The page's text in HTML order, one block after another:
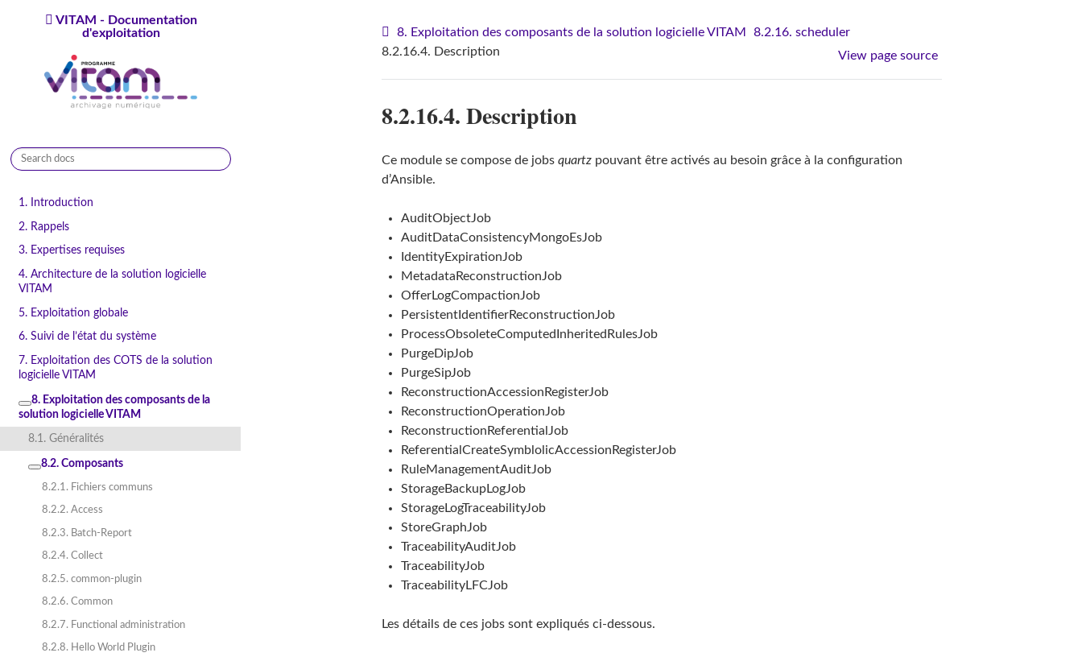
VITAM - Documentation
d'exploitation
1. Introduction
2. Rappels
3. Expertises requises
4. Architecture de la solution logicielle
VITAM
5. Exploitation globale
6. Suivi de l’état du système
7. Exploitation des COTS de la solution
logicielle VITAM
8. Exploitation des composants de la
solution logicielle VITAM
8.1. Généralités
8.2. Composants
8.2.1. Fichiers communs
8.2.2. Access
8.2.3. Batch-Report
8.2.4. Collect
8.2.5. common-plugin
8.2.6. Common
8.2.7. Functional administration
8.2.8. Hello World Plugin
8. Exploitation des composants de la solution logicielle VITAM
8.2.16. scheduler
8.2.16.4. Description
View page source
8.2.16.4. Description
Ce module se compose de jobs quartzpouvant être activés au besoin grâce à la configuration
d’Ansible.
AuditObjectJob
AuditDataConsistencyMongoEsJob
IdentityExpirationJob
MetadataReconstructionJob
OfferLogCompactionJob
PersistentIdentifierReconstructionJob
ProcessObsoleteComputedInheritedRulesJob
PurgeDipJob
PurgeSipJob
ReconstructionAccessionRegisterJob
ReconstructionOperationJob
ReconstructionReferentialJob
ReferentialCreateSymblolicAccessionRegisterJob
RuleManagementAuditJob
StorageBackupLogJob
StorageLogTraceabilityJob
StoreGraphJob
TraceabilityAuditJob
TraceabilityJob
TraceabilityLFCJob
Les détails de ces jobs sont expliqués ci-dessous.